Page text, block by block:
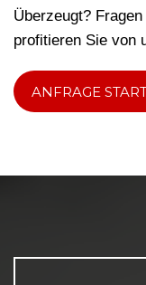
Überzeugt?
profitieren Sie von
ANFRAGE